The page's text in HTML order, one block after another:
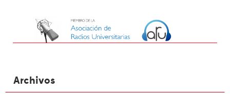
Archivos